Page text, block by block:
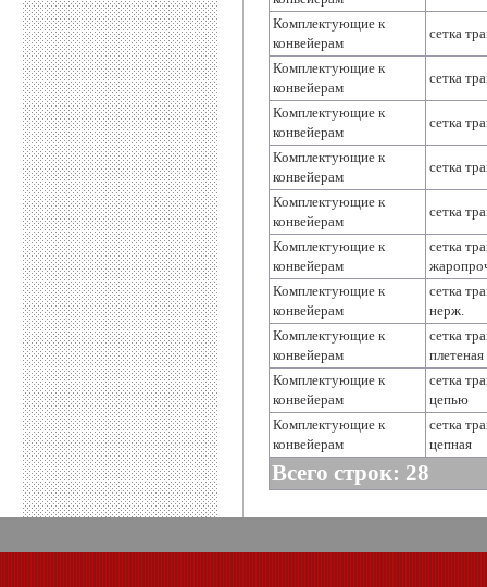
Комплектующие к
конвейерам
сетка
Комплектующие к
конвейерам
сетка
Комплектующие к
конвейерам
сетка
Комплектующие к
конвейерам
сетка
Комплектующие к
конвейерам
сетка
Комплектующие к
конвейерам
сетка
Комплектующие к
конвейерам
сетка
нерж.
Комплектующие к
конвейерам
сетка
плетеная
Комплектующие к
конвейерам
сетка
цепью
Комплектующие к
конвейерам
сетка
цепная
Всего строк: 28